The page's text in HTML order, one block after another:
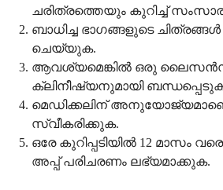
ചരിത്രത്തെയും കുറിച്ച്
ബാധിച്ച ഭാഗങ്ങളുടെ
ചെയ്യുക.
ആവശ്യമെങ്കിൽ ഒരു
ക്ലിനീഷ്യനുമായി
മെഡിക്കലിന്
സ്വീകരിക്കുക.
ഒരേ കുറിപ്പടിയിൽ 12 മാസം
അപ്പ് പരിചരണം ലഭ്യമാക്കുക.